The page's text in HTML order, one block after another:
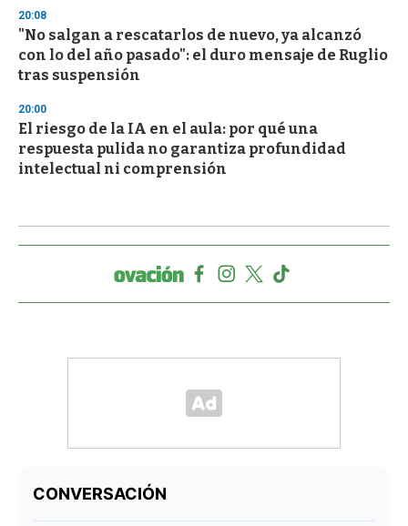
20:08
"No salgan a rescatarlos de nuevo, ya alcanzó
con lo del año pasado": el duro mensaje de Ruglio
tras suspensión
20:00
El riesgo de la IA en el aula: por qué una
respuesta pulida no garantiza profundidad
intelectual ni comprensión